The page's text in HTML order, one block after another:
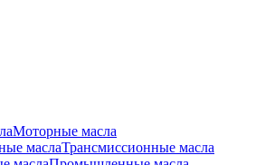
Моторные масла
Трансмиссионные масла